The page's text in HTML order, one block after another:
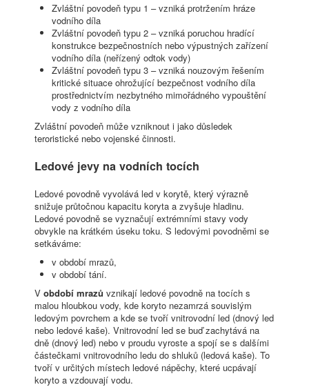
Zvláštní povodeň typu 1 – vzniká protržením hráze
vodního díla
Zvláštní povodeň typu 2 – vzniká poruchou hradící
konstrukce bezpečnostních nebo výpustných zařízení
vodního díla (neřízený odtok vody)
Zvláštní povodeň typu 3 – vzniká nouzovým řešením
kritické situace ohrožující bezpečnost vodního díla
prostřednictvím nezbytného mimořádného vypouštění
vody z vodního díla
Zvláštní povodeň může vzniknout i jako důsledek
teroristické nebo vojenské činnosti.
Ledové jevy na vodních tocích
Ledové povodně vyvolává led v korytě, který výrazně
snižuje průtočnou kapacitu koryta a zvyšuje hladinu.
Ledové povodně se vyznačují extrémními stavy vody
obvykle na krátkém úseku toku. S ledovými povodněmi se
setkáváme:
v období mrazů,
v období tání.
V období mrazů vznikají ledové povodně na tocích s
malou hloubkou vody, kde koryto nezamrzá souvislým
ledovým povrchem a kde se tvoří vnitrovodní led (dnový led
nebo ledové kaše). Vnitrovodní led se buď zachytává na
dně (dnový led) nebo v proudu vyroste a spojí se s dalšími
částečkami vnitrovodního ledu do shluků (ledová kaše). To
tvoří v určitých místech ledové nápěchy, které ucpávají
koryto a vzdouvají vodu.